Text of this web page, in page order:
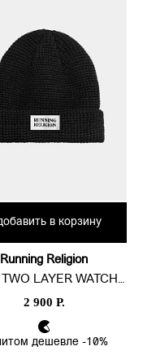
в корзину
Running Religion
LAYER WATCH BEANIE LOGO
2 900 Р.
дешевле -10%